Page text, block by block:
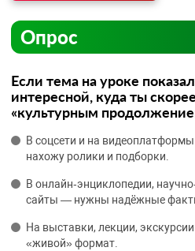
Опрос
Если тема на уроке
интересной, куда ты
«культурным
В соцсети и на
нахожу ролики и подборки.
В онлайн‑энциклопедии,
сайты — нужны надёжные
На выставки, лекции,
«живой» формат.